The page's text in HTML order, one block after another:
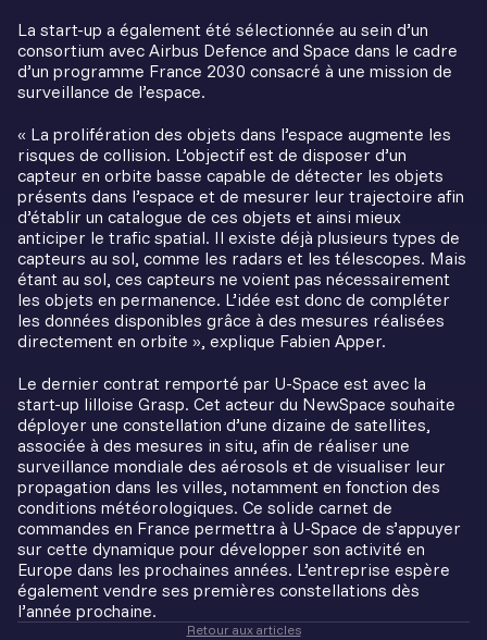
La start-up a également été sélectionnée au sein d’un
consortium avec Airbus Defence and Space dans le cadre
d’un programme France 2030 consacré à une mission de
surveillance de l’espace.
« La prolifération des objets dans l’espace augmente les
risques de collision. L’objectif est de disposer d’un
capteur en orbite basse capable de détecter les objets
présents dans l’espace et de mesurer leur trajectoire afin
d’établir un catalogue de ces objets et ainsi mieux
anticiper le trafic spatial. Il existe déjà plusieurs types de
capteurs au sol, comme les radars et les télescopes. Mais
étant au sol, ces capteurs ne voient pas nécessairement
les objets en permanence. L’idée est donc de compléter
les données disponibles grâce à des mesures réalisées
directement en orbite », explique Fabien Apper.
Le dernier contrat remporté par U-Space est avec la
start-up lilloise Grasp. Cet acteur du NewSpace souhaite
déployer une constellation d’une dizaine de satellites,
associée à des mesures in situ, afin de réaliser une
surveillance mondiale des aérosols et de visualiser leur
propagation dans les villes, notamment en fonction des
conditions météorologiques. Ce solide carnet de
commandes en France permettra à U-Space de s’appuyer
sur cette dynamique pour développer son activité en
Europe dans les prochaines années. L’entreprise espère
également vendre ses premières constellations dès
l’année prochaine.
Retour aux articles